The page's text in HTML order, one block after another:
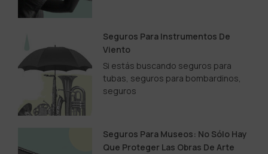
Seguros Para Instrumentos De
Viento
Si estás buscando seguros para
tubas, seguros para bombardinos,
seguros
Seguros Para Museos: No Sólo Hay
Que Proteger Las Obras De Arte